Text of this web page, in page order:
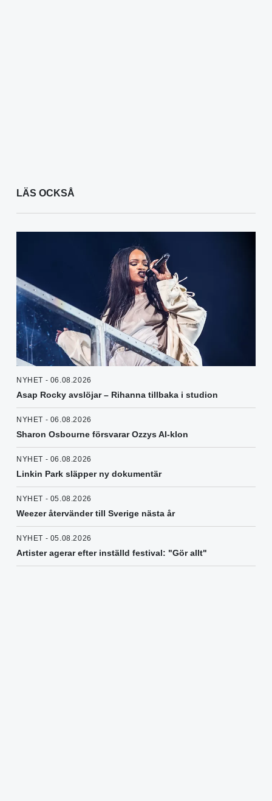
LÄS OCKSÅ
NYHET - 06.08.2026
Asap Rocky avslöjar – Rihanna tillbaka i studion
NYHET - 06.08.2026
Sharon Osbourne försvarar Ozzys AI-klon
NYHET - 06.08.2026
Linkin Park släpper ny dokumentär
NYHET - 05.08.2026
Weezer återvänder till Sverige nästa år
NYHET - 05.08.2026
Artister agerar efter inställd festival: "Gör allt"